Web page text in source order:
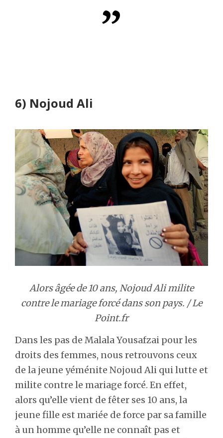
6) Nojoud Ali
Alors âgée de 10 ans, Nojoud Ali milite
contre le mariage forcé dans son pays. / Le
Point.fr
Dans les pas de Malala Yousafzai pour les
droits des femmes, nous retrouvons ceux
de la jeune yéménite Nojoud Ali qui lutte et
milite contre le mariage forcé. En effet,
alors qu’elle vient de fêter ses 10 ans, la
jeune fille est mariée de force par sa famille
à un homme qu’elle ne connaît pas et